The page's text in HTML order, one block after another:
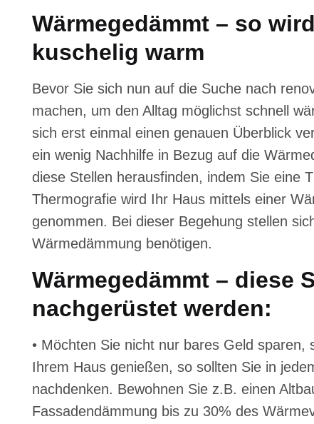
Wärmegedämmt – so
kuschelig warm
Bevor Sie sich nun auf die Suche nach
machen, um den Alltag möglichst schnell
sich erst einmal einen genauen Überblick
ein wenig Nachhilfe in Bezug auf die
diese Stellen herausfinden, indem Sie eine
Thermografie wird Ihr Haus mittels einer
genommen. Bei dieser Begehung stellen
Wärmedämmung benötigen.
Wärmegedämmt – diese
nachgerüstet werden:
• Möchten Sie nicht nur bares Geld
Ihrem Haus genießen, so sollten Sie in
nachdenken. Bewohnen Sie z.B. einen
Fassadendämmung bis zu 30% des